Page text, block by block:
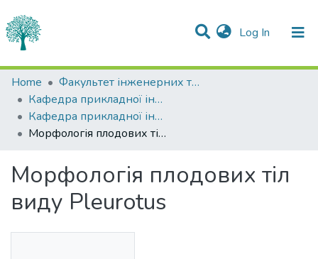
Log In (current)
Statistics
Communities & Collections
All of DSpace
Home
Факультет інженерних технологій та професійної освіти
Кафедра прикладної інженерії та охорони праці
Кафедра прикладної інженерії та охорони праці
Морфологія плодових тіл виду Pleurotus
Морфологія плодових тіл
виду Pleurotus